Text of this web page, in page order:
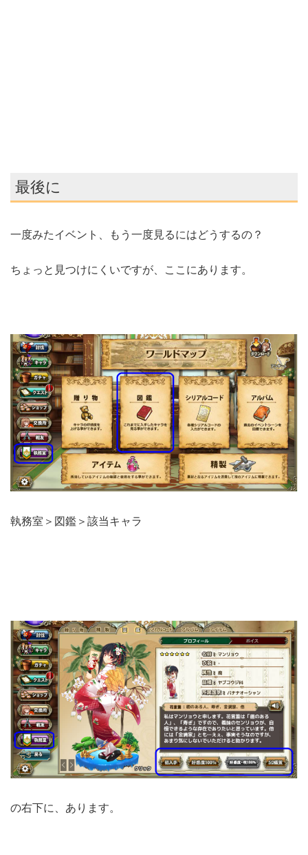
最後に
一度みたイベント、もう一度見るにはどうするの？
ちょっと見つけにくいですが、ここにあります。
執務室＞図鑑＞該当キャラ
の右下に、あります。